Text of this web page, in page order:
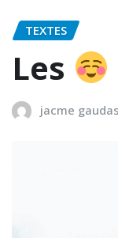
TEXTES
Les
jacme gaudas